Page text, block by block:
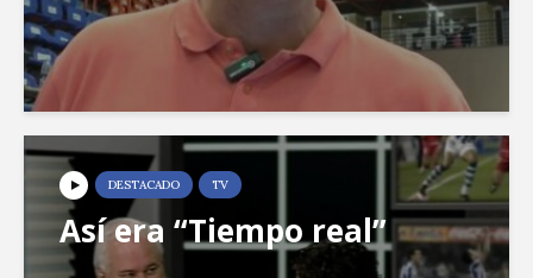
DESTACADO TV
Así era “Tiempo real”